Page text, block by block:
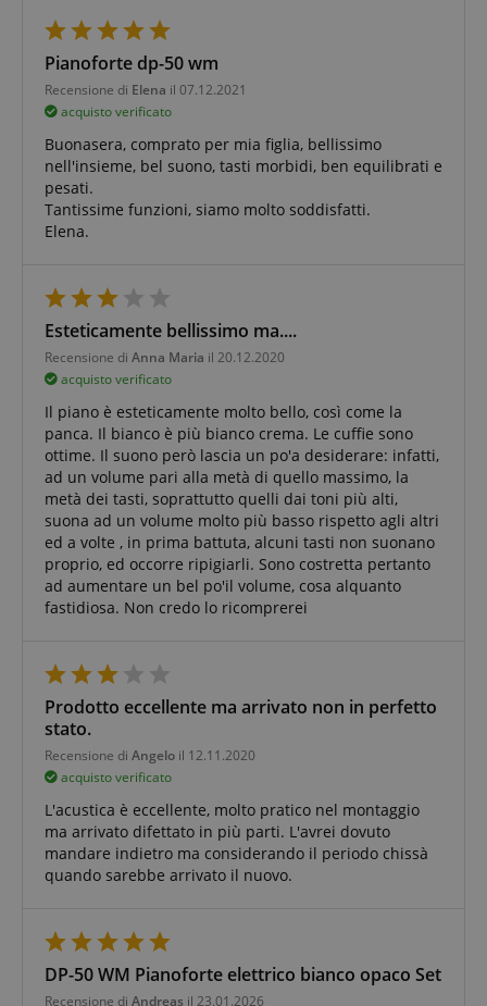
Pianoforte dp-50 wm
Recensione di Elena il 07.12.2021
acquisto verificato
Buonasera, comprato per mia figlia, bellissimo
nell'insieme, bel suono, tasti morbidi, ben equilibrati e
pesati.
Tantissime funzioni, siamo molto soddisfatti.
Elena.
Esteticamente bellissimo ma....
Recensione di Anna Maria il 20.12.2020
acquisto verificato
Il piano è esteticamente molto bello, così come la
panca. Il bianco è più bianco crema. Le cuffie sono
ottime. Il suono però lascia un po'a desiderare: infatti,
ad un volume pari alla metà di quello massimo, la
metà dei tasti, soprattutto quelli dai toni più alti,
suona ad un volume molto più basso rispetto agli altri
ed a volte , in prima battuta, alcuni tasti non suonano
proprio, ed occorre ripigiarli. Sono costretta pertanto
ad aumentare un bel po'il volume, cosa alquanto
fastidiosa. Non credo lo ricomprerei
Prodotto eccellente ma arrivato non in perfetto
stato.
Recensione di Angelo il 12.11.2020
acquisto verificato
L'acustica è eccellente, molto pratico nel montaggio
ma arrivato difettato in più parti. L'avrei dovuto
mandare indietro ma considerando il periodo chissà
quando sarebbe arrivato il nuovo.
DP-50 WM Pianoforte elettrico bianco opaco Set
Recensione di Andreas il 23.01.2026